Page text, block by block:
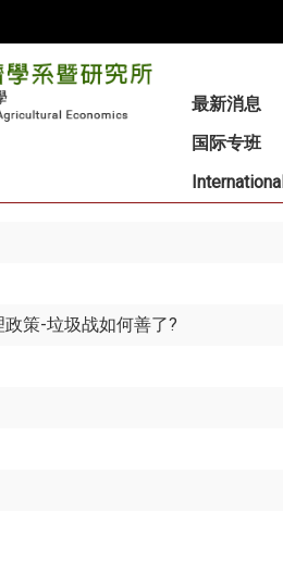
最新消息
国际专班
策-垃圾战如何善了?